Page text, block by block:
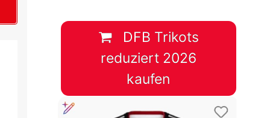
&
Tabelle
DFB Trikots
reduziert 2026
kaufen